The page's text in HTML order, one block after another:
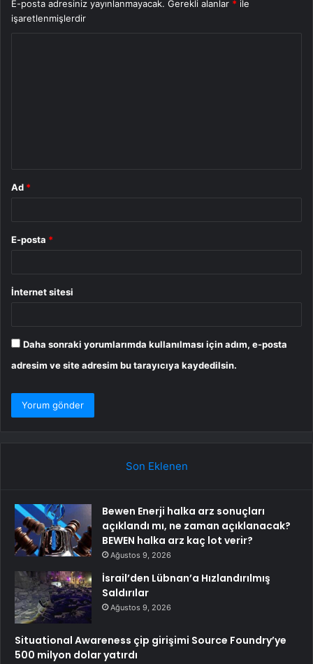
E-posta adresiniz yayınlanmayacak. Gerekli alanlar * ile
işaretlenmişlerdir
Ad *
E-posta *
İnternet sitesi
Daha sonraki yorumlarımda kullanılması için adım, e-posta
adresim ve site adresim bu tarayıcıya kaydedilsin.
Son Eklenen
Bewen Enerji halka arz sonuçları
açıklandı mı, ne zaman açıklanacak?
BEWEN halka arz kaç lot verir?
Ağustos 9, 2026
İsrail’den Lübnan’a Hızlandırılmış
Saldırılar
Ağustos 9, 2026
Situational Awareness çip girişimi Source Foundry’ye
500 milyon dolar yatırdı